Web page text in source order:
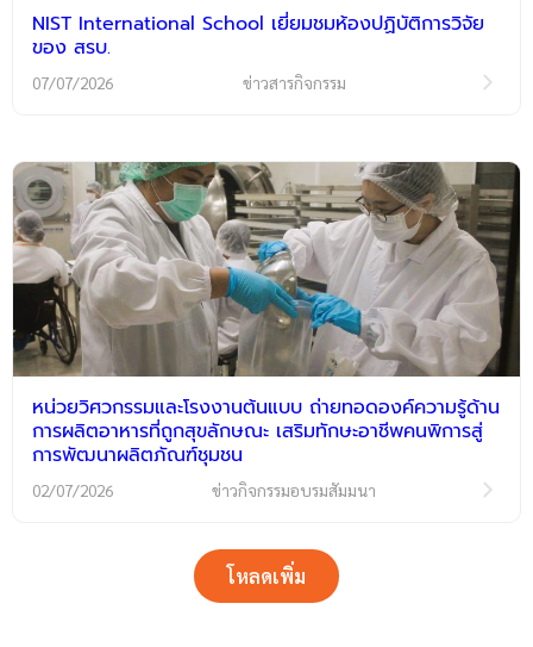
NIST International School เยี่ยมชมห้องปฏิบัติการวิจัย
ของ สรบ.
07/07/2026 ข่าวสารกิจกรรม
หน่วยวิศวกรรมและโรงงานต้นแบบ ถ่ายทอดองค์ความรู้ด้าน
การผลิตอาหารที่ถูกสุขลักษณะ เสริมทักษะอาชีพคนพิการสู่
การพัฒนาผลิตภัณฑ์ชุมชน
02/07/2026 ข่าวกิจกรรมอบรมสัมมนา
โหลดเพิ่ม